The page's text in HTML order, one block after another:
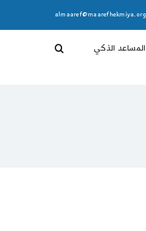
almaaref@maarefhekmiya.org
المساعد الذكي